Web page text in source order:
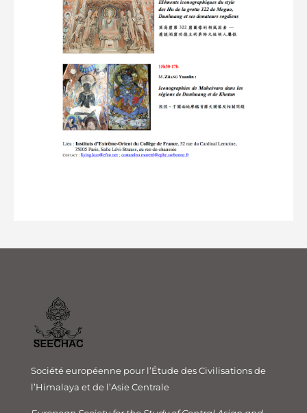
Société européenne pour l’Étude des Civilisations de
l’Himalaya et de l’Asie Centrale